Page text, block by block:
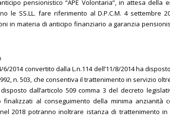
pensionistico “APE Volontaria”, in attesa
le SS.LL. fare riferimento al D.P.C.M. 4 settembre
in materia di anticipo finanziario a garanzia
6/2014 convertito dalla L.n.114 dell’11/8/2014 ha
n. 503, che consentiva il trattenimento in servizio
dall’articolo 509 comma 3 del decreto
al conseguimento della minima anzianità
2018 potranno inoltrare istanza di trattenimento